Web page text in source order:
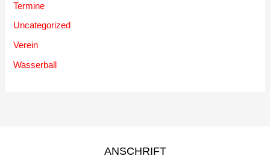
Termine
Uncategorized
Verein
Wasserball
ANSCHRIFT